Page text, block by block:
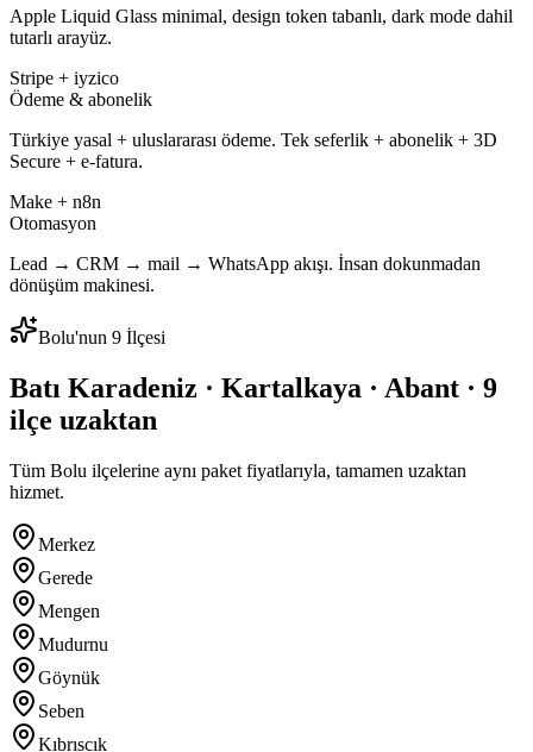
Apple Liquid Glass minimal, design token tabanlı, dark mode dahil
tutarlı arayüz.
Stripe + iyzico
Ödeme & abonelik
Türkiye yasal + uluslararası ödeme. Tek seferlik + abonelik + 3D
Secure + e-fatura.
Make + n8n
Otomasyon
Lead → CRM → mail → WhatsApp akışı. İnsan dokunmadan
dönüşüm makinesi.
Bolu'nun 9 İlçesi
Batı Karadeniz · Kartalkaya · Abant · 9
ilçe uzaktan
Tüm Bolu ilçelerine aynı paket fiyatlarıyla, tamamen uzaktan
hizmet.
Merkez
Gerede
Mengen
Mudurnu
Göynük
Seben
Kıbrıscık